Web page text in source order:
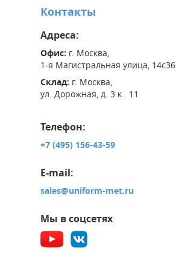
Контакты
Адреса:
Офис: г. Москва,
1-я Магистральная улица, 14с36
Склад: г. Москва,
ул. Дорожная, д. 3 к. 11
Телефон:
+7 (495) 156-43-59
E-mail:
sales@uniform-met.ru
Мы в соцсетях